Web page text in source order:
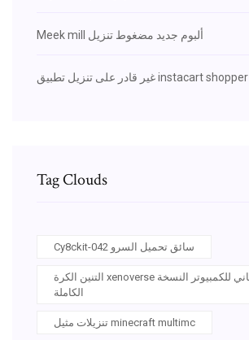
Meek mill ألبوم جديد مضغوط تنزيل
غير قادر على تنزيل تطبيق instacart shopper
Tag Clouds
Cy8ckit-042 سائق تحميل السرو
التنين الكرة xenoverse تحميل مجاني للكمبيوتر النسخة
الكاملة
تنزيلات مثيل minecraft multimc